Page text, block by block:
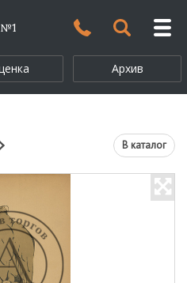
Архив
В каталог